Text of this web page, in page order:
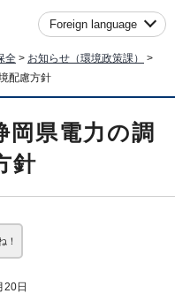
Foreign language
全 > お知らせ（環境政策課）
>
配慮方針
岡県電力の調
針
！
日